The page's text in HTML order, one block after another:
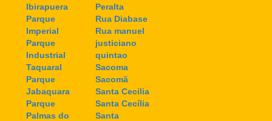
Ibirapuera
Parque
Imperial
Parque
Industrial
Taquaral
Parque
Jabaquara
Parque
Palmas do
Peralta
Rua Diabase
Rua manuel
justiciano
quintao
Sacoma
Sacomã
Santa Cecilia
Santa Cecília
Santa